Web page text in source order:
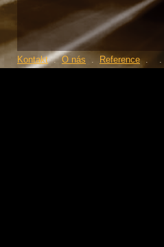
Kontakt.O nás . Reference. .